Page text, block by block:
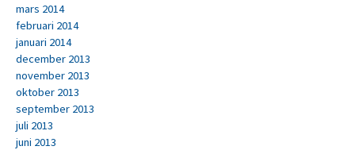
mars 2014
februari 2014
januari 2014
december 2013
november 2013
oktober 2013
september 2013
juli 2013
juni 2013